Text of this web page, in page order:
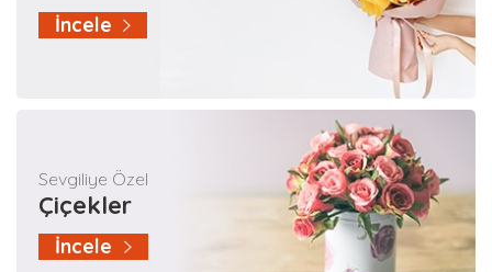
İncele
Sevgiliye Özel
Çiçekler
İncele